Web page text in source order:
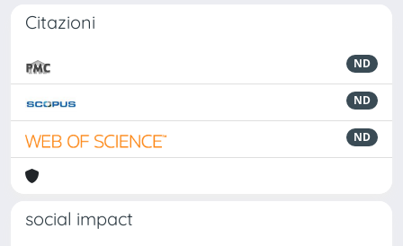
Citazioni
ND
ND
ND
social impact